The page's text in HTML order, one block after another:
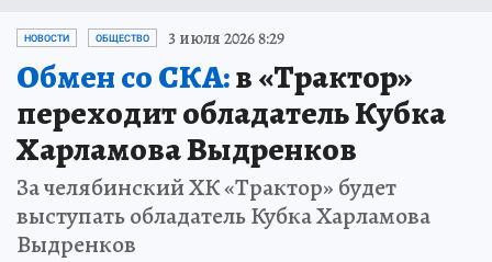
НОВОСТИ ОБЩЕСТВО 3 июля 2026 8:29
Обмен со СКА:в «Трактор»
переходит обладатель Кубка
Харламова Выдренков
За челябинский ХК «Трактор» будет
выступать обладатель Кубка Харламова
Выдренков